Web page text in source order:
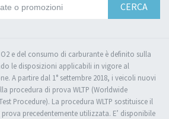
CERCA
e del consumo di carburante è definito sulla
le disposizioni applicabili in vigore al
A partire dal 1° settembre 2018, i veicoli nuovi
procedura di prova WLTP (Worldwide
Procedure). La procedura WLTP sostituisce il
precedentemente utilizzata. E’ disponibile